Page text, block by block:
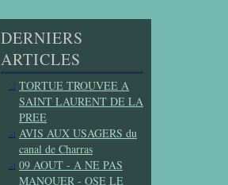
DERNIERS
ARTICLES
TORTUE TROUVEE A
SAINT LAURENT DE LA
PREE
AVIS AUX USAGERS du
canal de Charras
09 AOUT - A NE PAS
MANQUER - OSE LE